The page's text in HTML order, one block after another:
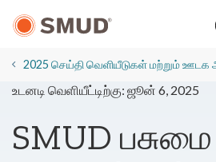
உள்ளடக்கத்திற்கு
2025 செய்தி வெளியீடுகள் மற்றும்
உடனடி வெளியீட்டிற்கு: ஜூன் 6, 2025
SMUD